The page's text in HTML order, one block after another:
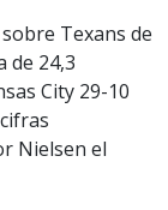
Texans de
de 24,3
City 29-10
Nielsen el